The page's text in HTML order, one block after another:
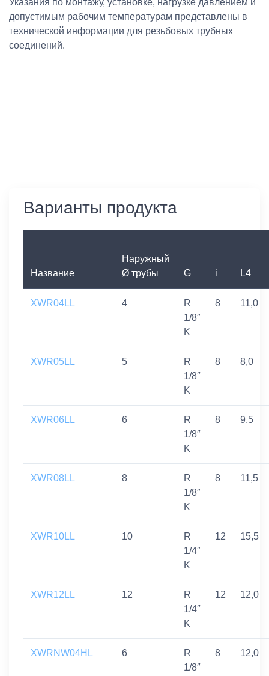
Указания по монтажу, установке, нагрузке давлением и
допустимым рабочим температурам представлены в
технической информации для резьбовых трубных
соединений.
Варианты продукта
Название
Наружный
Ø трубы
G i L4
XWR04LL 4
R
1/8″
K
8 11,0
XWR05LL 5
R
1/8″
K
8 8,0
XWR06LL 6
R
1/8″
K
8 9,5
XWR08LL 8
R
1/8″
K
8 11,5
XWR10LL 10
R
1/4″
K
12 15,5
XWR12LL 12
R
1/4″
K
12 12,0
XWRNW04HL 6
R
1/8″
8 12,0